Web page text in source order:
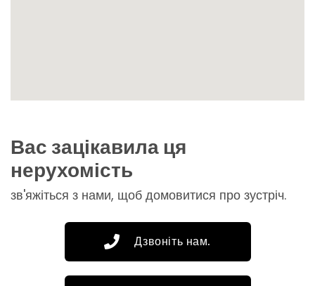
Вас зацікавила ця
нерухомість
зв'яжіться з нами, щоб домовитися про зустріч.
Дзвоніть нам.